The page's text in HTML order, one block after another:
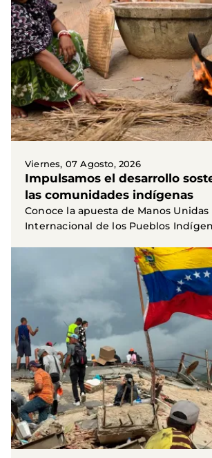
Viernes, 07 Agosto, 2026
Impulsamos el desarrollo
las comunidades indígenas
Conoce la apuesta de Manos
Internacional de los Pueblos